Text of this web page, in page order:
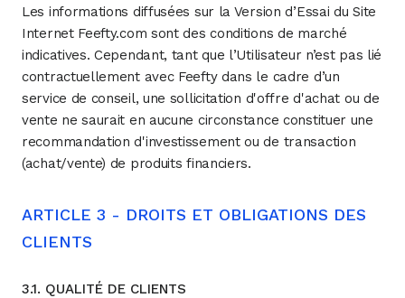
Les informations diffusées sur la Version d’Essai du Site
Internet Feefty.com sont des conditions de marché
indicatives. Cependant, tant que l’Utilisateur n’est pas lié
contractuellement avec Feefty dans le cadre d’un
service de conseil, une sollicitation d'offre d'achat ou de
vente ne saurait en aucune circonstance constituer une
recommandation d'investissement ou de transaction
(achat/vente) de produits financiers.
ARTICLE 3 - DROITS ET OBLIGATIONS DES
CLIENTS
3.1. QUALITÉ DE CLIENTS